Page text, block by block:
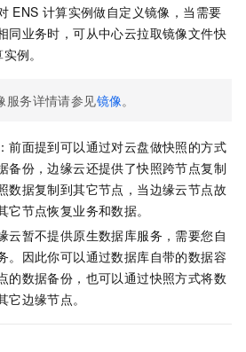
ENS 计算实例做自定义镜像，当需要
同业务时，可从中心云拉取镜像文件快
例。
服务详情请参见镜像。
前面提到可以通过对云盘做快照的方式
备份，边缘云还提供了快照跨节点复制
数据复制到其它节点，当边缘云节点故
它节点恢复业务和数据。
云暂不提供原生数据库服务，需要您自
。因此你可以通过数据库自带的数据容
的数据备份，也可以通过快照方式将数
边缘节点。